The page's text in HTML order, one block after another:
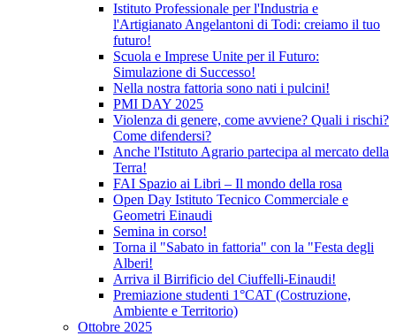
Istituto Professionale per l'Industria e
l'Artigianato Angelantoni di Todi: creiamo il tuo
futuro!
Scuola e Imprese Unite per il Futuro:
Simulazione di Successo!
Nella nostra fattoria sono nati i pulcini!
PMI DAY 2025
Violenza di genere, come avviene? Quali i rischi?
Come difendersi?
Anche l'Istituto Agrario partecipa al mercato della
Terra!
FAI Spazio ai Libri – Il mondo della rosa
Open Day Istituto Tecnico Commerciale e
Geometri Einaudi
Semina in corso!
Torna il "Sabato in fattoria" con la "Festa degli
Alberi!
Arriva il Birrificio del Ciuffelli-Einaudi!
Premiazione studenti 1°CAT (Costruzione,
Ambiente e Territorio)
Ottobre 2025